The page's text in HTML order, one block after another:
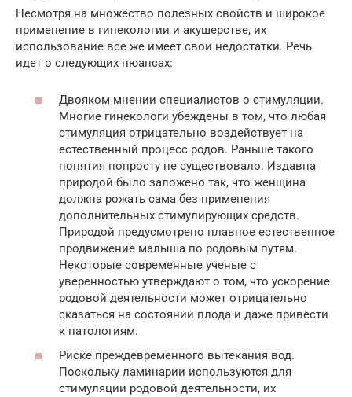
Несмотря на множество полезных свойств и широкое
применение в гинекологии и акушерстве, их
использование все же имеет свои недостатки. Речь
идет о следующих нюансах:
Двояком мнении специалистов о стимуляции.
Многие гинекологи убеждены в том, что любая
стимуляция отрицательно воздействует на
естественный процесс родов. Раньше такого
понятия попросту не существовало. Издавна
природой было заложено так, что женщина
должна рожать сама без применения
дополнительных стимулирующих средств.
Природой предусмотрено плавное естественное
продвижение малыша по родовым путям.
Некоторые современные ученые с
уверенностью утверждают о том, что ускорение
родовой деятельности может отрицательно
сказаться на состоянии плода и даже привести
к патологиям.
Риске преждевременного вытекания вод.
Поскольку ламинарии используются для
стимуляции родовой деятельности, их